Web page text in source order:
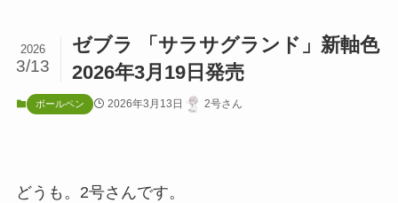
ゼブラ 「サラサグランド」新軸色
2026年3月19日発売
2026
3/13
ボールペン 2026年3月13日 2号さん
どうも。2号さんです。